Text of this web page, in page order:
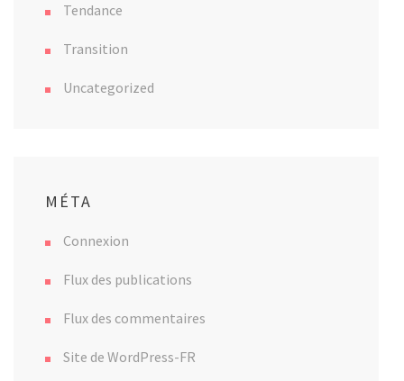
Tendance
Transition
Uncategorized
MÉTA
Connexion
Flux des publications
Flux des commentaires
Site de WordPress-FR